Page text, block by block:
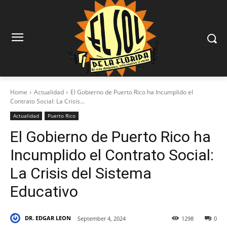
Home Actualidad
El Gobierno de Puerto Rico ha Incumplido el
Contrato Social: La Crisis...
Actualidad Puerto Rico
El Gobierno de Puerto Rico ha
Incumplido el Contrato Social:
La Crisis del Sistema
Educativo
DR. EDGAR LEON September 4, 2024 0
1298